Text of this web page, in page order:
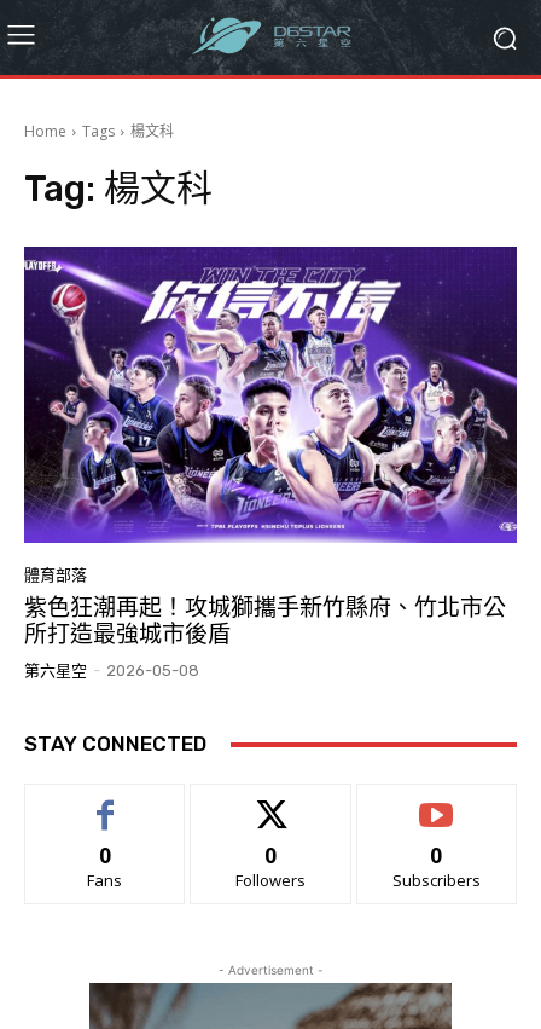
Home Tags 楊文科
Tag: 楊文科
體育部落
紫色狂潮再起！攻城獅攜手新竹縣府、竹北市公
所打造最強城市後盾
第六星空 - 2026-05-08
STAY CONNECTED
0
Fans
0
Followers
0
Subscribers
- Advertisement -